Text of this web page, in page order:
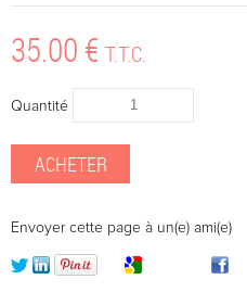
35.00 € T.T.C.
Quantité
Envoyer cette page à un(e) ami(e)